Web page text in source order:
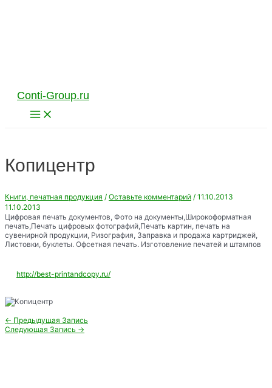
Conti-Group.ru
Main
Menu
Копицентр
Книги, печатная продукция / Оставьте комментарий / 11.10.2013
11.10.2013
Цифровая печать документов, Фото на документы,Широкоформатная
печать,Печать цифровых фотографий,Печать картин, печать на
сувенирной продукции, Ризография, Заправка и продажа картриджей,
Листовки, буклеты. Офсетная печать. Изготовление печатей и штампов
http://best-printandcopy.ru/
Навигация
по
← Предыдущая Запись
Следующая Запись →